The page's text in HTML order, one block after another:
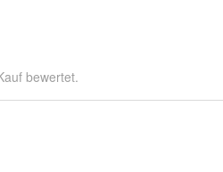
bewertet.